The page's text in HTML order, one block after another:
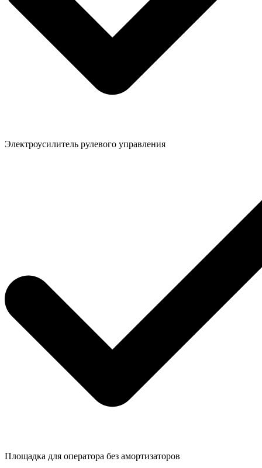
Электроусилитель рулевого управления
Площадка для оператора без амортизаторов